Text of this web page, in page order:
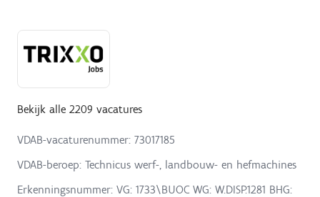
Bekijk alle 2209 vacatures
VDAB-vacaturenummer: 73017185
VDAB-beroep: Technicus werf-, landbouw- en hefmachines
Erkenningsnummer: VG: 1733\BUOC WG: W.DISP.1281 BHG: